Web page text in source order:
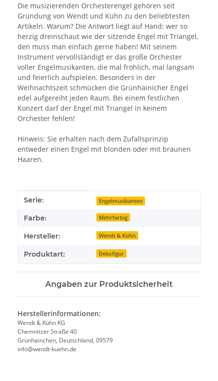
Die musizierenden Orchesterengel gehören seit
Gründung von Wendt und Kühn zu den beliebtesten
Artikeln. Warum? Die Antwort liegt auf Hand: wer so
herzig dreinschaut wie der sitzende Engel mit Triangel,
den muss man einfach gerne haben! Mit seinem
Instrument vervollständigt er das große Orchester
voller Engelmusikanten, die mal fröhlich, mal langsam
und feierlich aufspielen. Besonders in der
Weihnachtszeit schmücken die Grünhainicher Engel
edel aufgereiht jeden Raum. Bei einem festlichen
Konzert darf der Engel mit Triangel in keinem
Orchester fehlen!
Hinweis: Sie erhalten nach dem Zufallsprinzip
entweder einen Engel mit blonden oder mit braunen
Haaren.
Produkteigenschaft
Wert
Serie: Engelmusikanten
Farbe: Mehrfarbig
Hersteller: Wendt & Kühn
Produktart: Dekofigur
Angaben zur Produktsicherheit
Herstellerinformationen:
Wendt & Kühn KG
Chemnitzer Straße 40
Grünhainchen, Deutschland, 09579
info@wendt-kuehn.de